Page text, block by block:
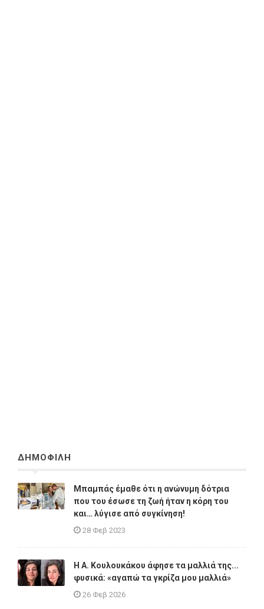
ΔΗΜΟΦΙΛΗ
Μπαμπάς έμαθε ότι η ανώνυμη δότρια
που του έσωσε τη ζωή ήταν η κόρη του
και… λύγισε από συγκίνηση!
28 Φεβ 2023
Η A. Κουλουκάκου άφησε τα μαλλιά της...
φυσικά: «αγαπώ τα γκρίζα μου μαλλιά»
26 Φεβ 2026